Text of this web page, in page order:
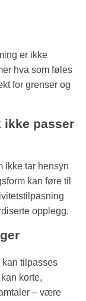
er ikke
hva som føles
for grenser og
ikke passer
ikke tar hensyn
kan føre til
opplegg.
tilpasses
korte,
– være